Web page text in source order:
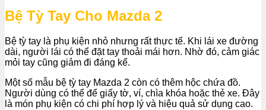
Bệ Tỳ Tay Cho Mazda 2
Bệ tỳ tay là phụ kiện nhỏ nhưng rất thực tế. Khi lái xe đường
dài, người lái có thể đặt tay thoải mái hơn. Nhờ đó, cảm giác
mỏi tay cũng giảm đi đáng kể.
Một số mẫu bệ tỳ tay Mazda 2 còn có thêm hộc chứa đồ.
Người dùng có thể để giấy tờ, ví, chìa khóa hoặc thẻ xe. Đây
là món phụ kiện có chi phí hợp lý và hiệu quả sử dụng cao.